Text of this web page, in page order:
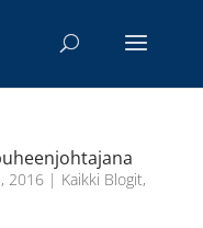
2016| Kaikki Blogit,